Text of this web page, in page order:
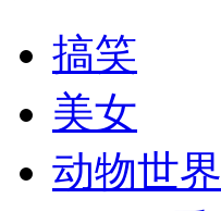
走！跟着总书记去植树
消防员救轻生者
搞笑
美女
动物世界